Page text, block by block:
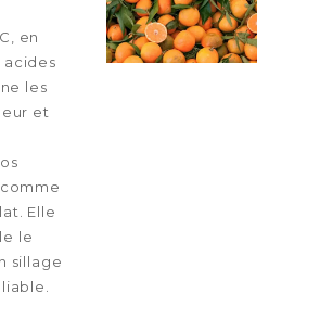
en
acides
les
et
Elle
le
sillage